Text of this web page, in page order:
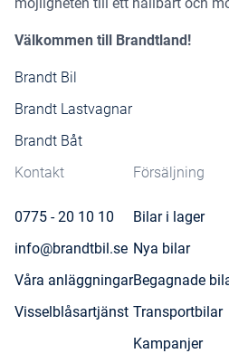
Välkommen till Brandtland!
Brandt Bil
Brandt Lastvagnar
Brandt Båt
Kontakt
0775 - 20 10 10
info@brandtbil.se
Våra anläggningar
Visselblåsartjänst
Försäljning
Bilar i lager
Nya bilar
Begagnade
Transportbilar
Kampanjer